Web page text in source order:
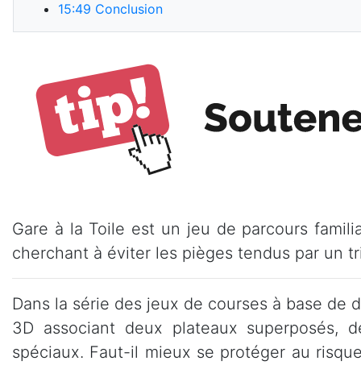
15:49 Conclusion
Gare à la Toile est un jeu de parcours
cherchant à éviter les pièges tendus par un
Dans la série des jeux de courses à base de
3D associant deux plateaux superposés,
spéciaux. Faut-il mieux se protéger au